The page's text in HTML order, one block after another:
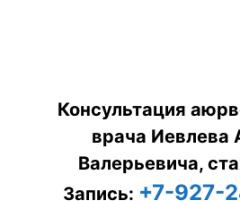
Консультация
врача Иевлева
Валерьевича,
Запись: +7-927-